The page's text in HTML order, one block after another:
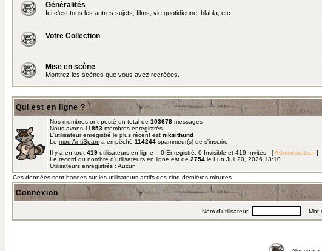
Généralités
Ici c'est tous les autres sujets, films, vie quotidienne, blabla, etc
Votre Collection
Mise en scène
Montrez les scènes que vous avez recréées.
Qui est en ligne ?
Nos membres ont posté un total de 103678 messages
Nous avons 11853 membres enregistrés
L'utilisateur enregistré le plus récent est niksithund
Le mod AntiSpam a empêché 114244 spammeur(s) de s'inscrire.
Il y a en tout 419 utilisateurs en ligne :: 0 Enregistré, 0 Invisible et 419 Invités [Administrateur ]
Le record du nombre d'utilisateurs en ligne est de 2754 le Lun Juil 20, 2026 13:10
Utilisateurs enregistrés : Aucun
Ces données sont basées sur les utilisateurs actifs des cinq dernières minutes
Connexion
Nom d'utilisateur: Mot